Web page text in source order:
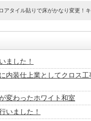
アタイル貼りで床がかなり変更！
ました！
内装仕上業としてクロス工
変わったホワイト和室
いました！